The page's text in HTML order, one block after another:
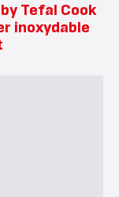
Tefal Cook
inoxydable